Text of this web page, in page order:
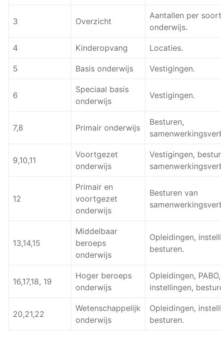
3 Overzicht
Aantallen per soort
onderwijs.
4 Kinderopvang Locaties.
5 Basis onderwijs Vestigingen.
6
Speciaal basis
onderwijs
Vestigingen.
7,8 Primair onderwijs
Besturen,
9,10,11
Voortgezet
onderwijs
Vestigingen,
12
Primair en
voortgezet
onderwijs
Besturen van
13,14,15
Middelbaar
beroeps
onderwijs
Opleidingen,
besturen.
16,17,18, 19
Hoger beroeps
onderwijs
Opleidingen, PABO,
instellingen,
20,21,22
Wetenschappelijk
onderwijs
Opleidingen,
besturen.